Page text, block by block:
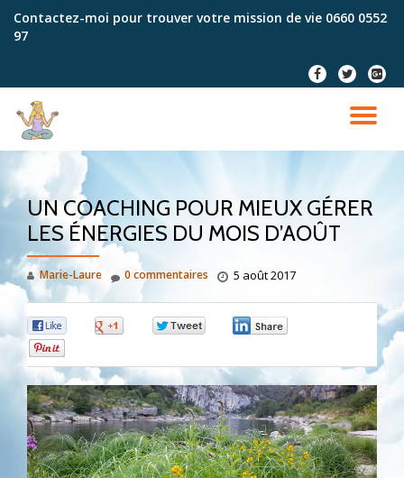
Aller
Contactez-moi pour trouver votre mission de vie 0660 0552
97
fa-
facebook
fa-
twitter
fa-
plus-
UN COACHING POUR MIEUX GÉRER
LES ÉNERGIES DU MOIS D’AOÛT
Marie-Laure 5 août 2017
0 commentaires